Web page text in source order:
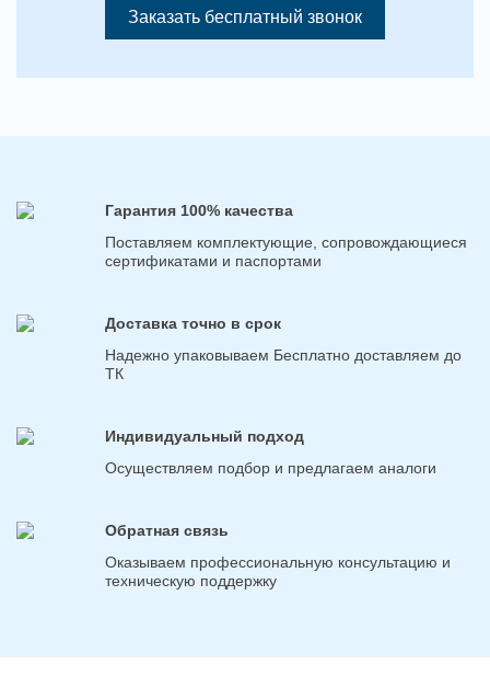
Заказать бесплатный звонок
Гарантия 100% качества
Поставляем комплектующие, сопровождающиеся
сертификатами и паспортами
Доставка точно в срок
Надежно упаковываем Бесплатно доставляем до
ТК
Индивидуальный подход
Осуществляем подбор и предлагаем аналоги
Обратная связь
Оказываем профессиональную консультацию и
техническую поддержку